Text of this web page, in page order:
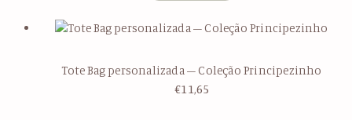
Tote Bag personalizada – Coleção Principezinho
€11,65